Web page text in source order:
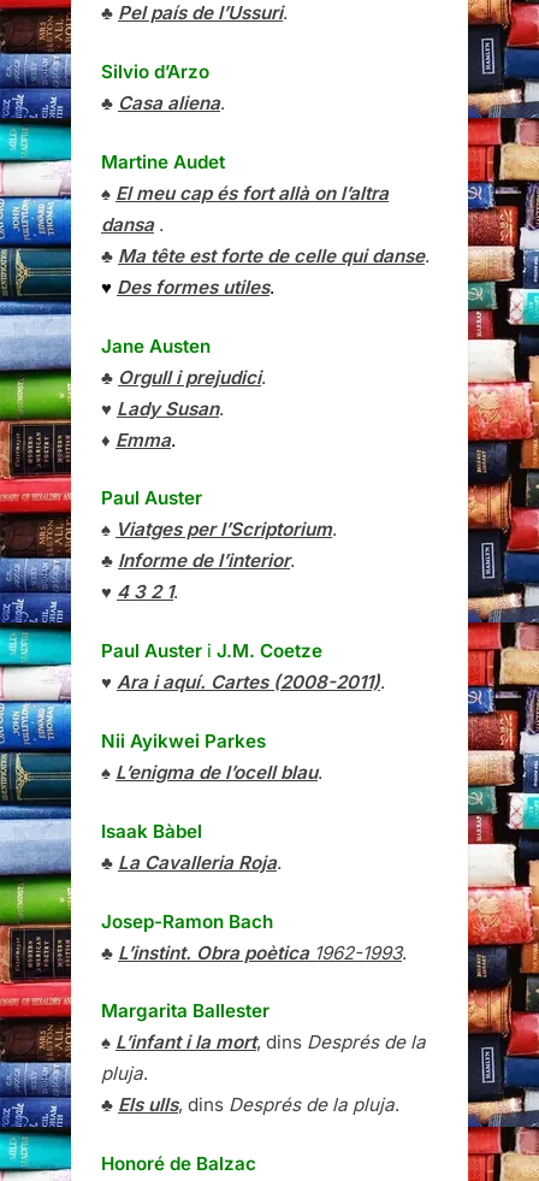
♣ Pel país de l’Ussuri.
Silvio d’Arzo
♣ Casa aliena.
Martine Audet
♠ El meu cap és fort allà on l’altra
dansa.
♣ Ma tête est forte de celle qui danse.
♥ Des formes utiles.
Jane Austen
♣ Orgull i prejudici.
♥ Lady Susan.
♦ Emma.
Paul Auster
♠ Viatges per l’Scriptorium.
♣ Informe de l’interior.
♥ 4 3 2 1.
Paul Auster i J.M. Coetze
♥ Ara i aquí. Cartes (2008-2011).
Nii Ayikwei Parkes
♠ L’enigma de l’ocell blau.
Isaak Bàbel
♣ La Cavalleria Roja.
Josep-Ramon Bach
♣ L’instint. Obra poètica1962-1993.
Margarita Ballester
♠ L’infant i la mort, dins Després de la
pluja.
♣ Els ulls, dins Després de la pluja.
Honoré de Balzac